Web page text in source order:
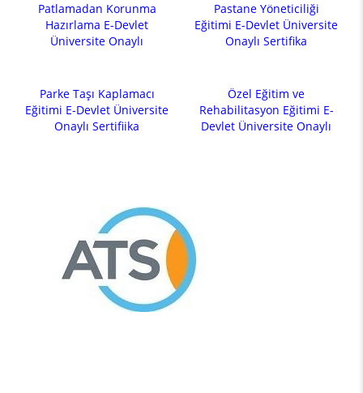
Patlamadan Korunma
Hazırlama E-Devlet
Üniversite Onaylı
Pastane Yöneticiliği
Eğitimi E-Devlet Üniversite
Onaylı Sertifika
Parke Taşı Kaplamacı
Eğitimi E-Devlet Üniversite
Onaylı Sertifiika
Özel Eğitim ve
Rehabilitasyon Eğitimi E-
Devlet Üniversite Onaylı